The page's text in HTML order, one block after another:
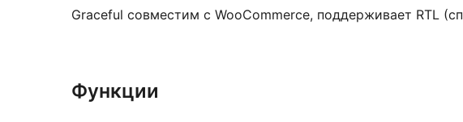
Graceful совместим с WooCommerce, поддерживает RTL
Функции